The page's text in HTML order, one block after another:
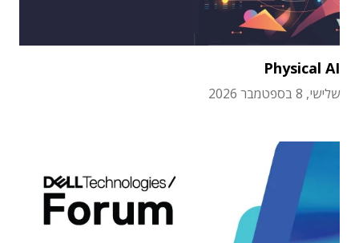
Physical AI
שלישי, 8 בספטמבר 2026